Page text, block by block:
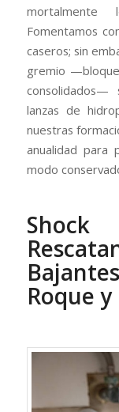
mortalmente
Fomentamos
caseros; sin
gremio
consolidados—
lanzas de
nuestras
anualidad para
modo
Roque